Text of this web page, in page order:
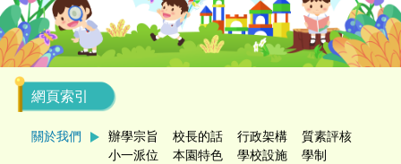
網頁索引
關於我們 辦學宗旨 校長的話 行政架構
質素評核
小一派位
本園特色 學校設施
學制